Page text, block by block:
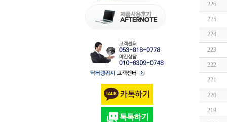
226
225
224
223
222
221
220
219